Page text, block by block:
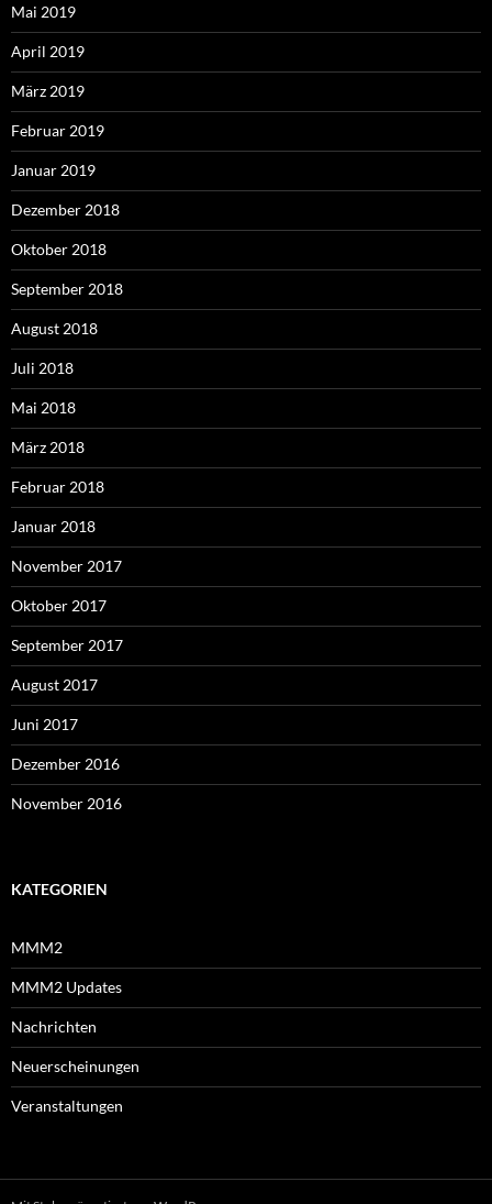
Mai 2019
April 2019
März 2019
Februar 2019
Januar 2019
Dezember 2018
Oktober 2018
September 2018
August 2018
Juli 2018
Mai 2018
März 2018
Februar 2018
Januar 2018
November 2017
Oktober 2017
September 2017
August 2017
Juni 2017
Dezember 2016
November 2016
KATEGORIEN
MMM2
MMM2 Updates
Nachrichten
Neuerscheinungen
Veranstaltungen